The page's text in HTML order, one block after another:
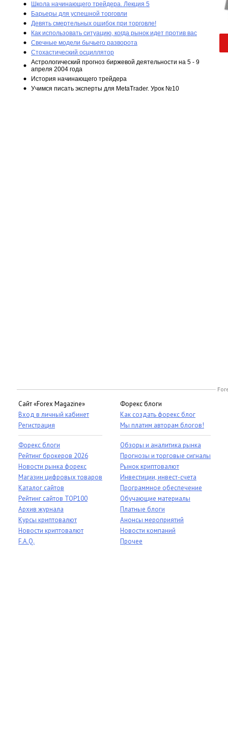
Школа начинающего трейдера. Лекция 5
Барьеры для успешной торговли
Девять смертельных ошибок при торговле!
Как использовать ситуацию, когда рынок идет против вас
Свечные модели бычьего разворота
Стохастический осциллятор
Астрологический прогноз биржевой деятельности на 5 - 9
апреля 2004 года
История начинающего трейдера
Учимся писать эксперты для MetaTrader. Урок №10
Сайт «Forex Magazine»
Вход в личный кабинет
Регистрация
Форекс блоги
Рейтинг брокеров 2026
Новости рынка форекс
Магазин цифровых товаров
Каталог сайтов
Рейтинг сайтов TOP100
Архив журнала
Курсы криптовалют
Новости криптовалют
F.A.Q.
Форекс блоги
Как создать форекс блог
Мы платим авторам блогов!
Обзоры и аналитика рынка
Прогнозы и торговые сигналы
Рынок криптовалют
Инвестиции, инвест-счета
Программное обеспечение
Обучающие материалы
Платные блоги
Анонсы мероприятий
Новости компаний
Прочее